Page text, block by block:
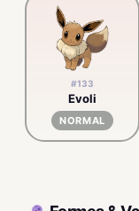
#133
Evoli
NORMAL